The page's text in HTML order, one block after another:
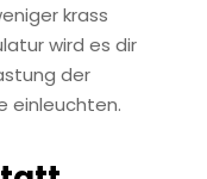
krass
wird es dir
der
einleuchten.